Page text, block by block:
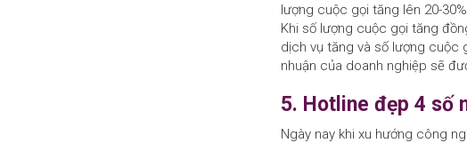
lượng cuộc gọi tăng lên 20-
Khi số lượng cuộc gọi tăng
dịch vụ tăng và số lượng cuộc
nhuận của doanh nghiệp sẽ
5. Hotline đẹp 4 số
Ngày nay khi xu hướng công